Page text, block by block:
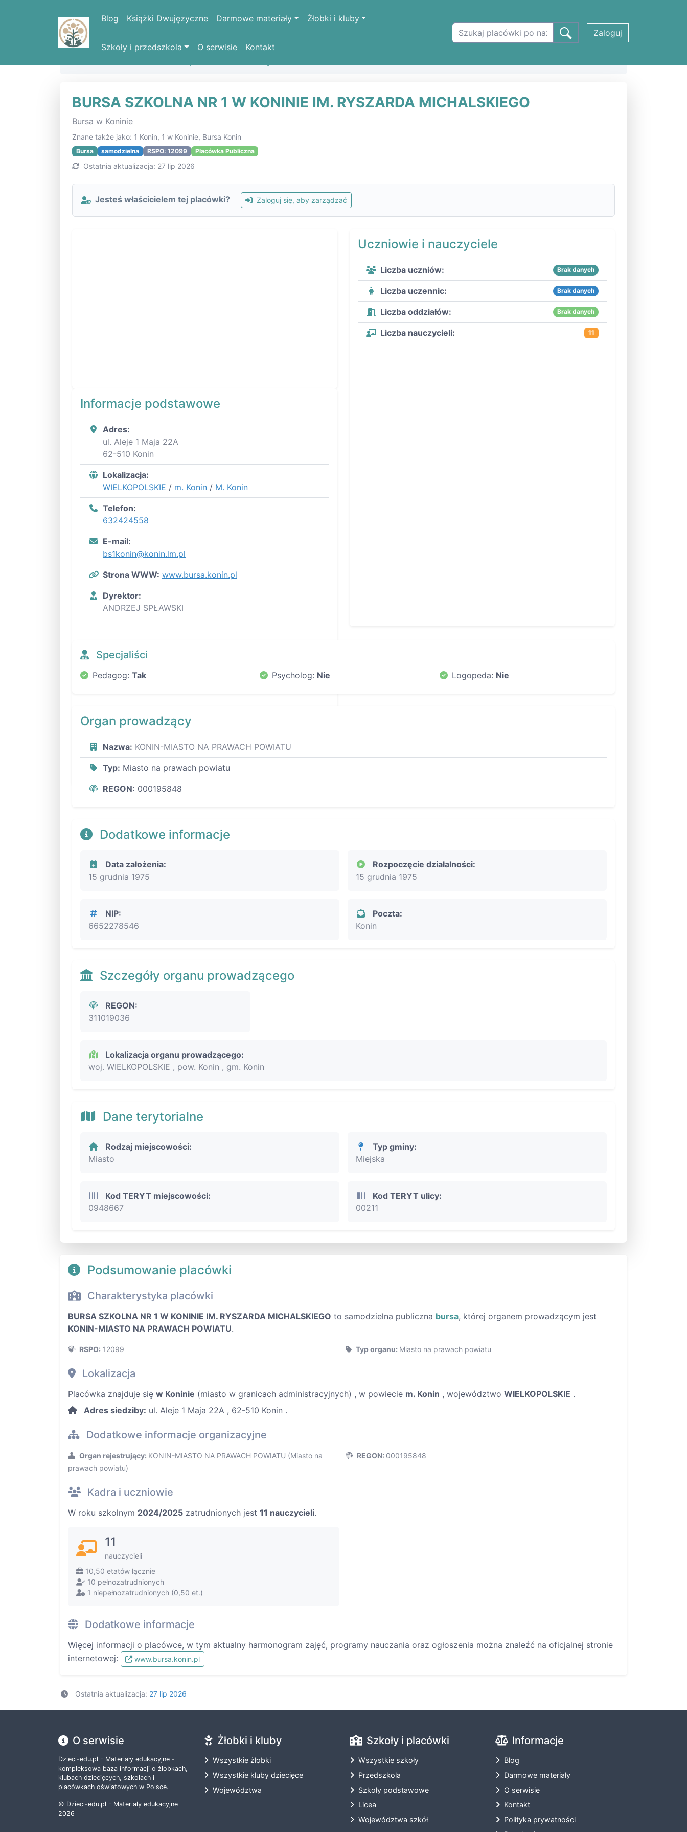
Blog Książki Dwujęzyczne Darmowe materiały Żłobki i kluby
Szkoły i przedszkola O serwisie Kontakt
Zaloguj
BURSA SZKOLNA NR 1 W KONINIE IM. RYSZARDA MICHALSKIEGO
Bursa w Koninie
Znane także jako: 1 Konin, 1 w Koninie, Bursa Konin
Bursa samodzielna RSPO: 12099 Placówka Publiczna
Ostatnia aktualizacja: 27 lip 2026
Jesteś właścicielem tej placówki? Zaloguj się, aby zarządzać
Informacje podstawowe
Adres:
ul. Aleje 1 Maja 22A
62-510 Konin
Lokalizacja:
WIELKOPOLSKIE / m. Konin / M. Konin
Telefon:
632424558
E-mail:
bs1konin@konin.lm.pl
Strona WWW: www.bursa.konin.pl
Dyrektor:
ANDRZEJ SPŁAWSKI
Uczniowie i nauczyciele
Liczba uczniów: Brak danych
Liczba uczennic: Brak danych
Liczba oddziałów: Brak danych
Liczba nauczycieli: 11
Specjaliści
Pedagog: Tak Psycholog: Nie Logopeda: Nie
Organ prowadzący
Nazwa: KONIN-MIASTO NA PRAWACH POWIATU
Typ: Miasto na prawach powiatu
REGON: 000195848
Dodatkowe informacje
Data założenia:
15 grudnia 1975
Rozpoczęcie działalności:
15 grudnia 1975
NIP:
6652278546
Poczta:
Konin
Szczegóły organu prowadzącego
REGON:
311019036
Lokalizacja organu prowadzącego:
woj. WIELKOPOLSKIE , pow. Konin , gm. Konin
Dane terytorialne
Rodzaj miejscowości:
Miasto
Typ gminy:
Miejska
Kod TERYT miejscowości:
0948667
Kod TERYT ulicy:
00211
Podsumowanie placówki
Charakterystyka placówki
BURSA SZKOLNA NR 1 W KONINIE IM. RYSZARDA MICHALSKIEGO to samodzielna publiczna bursa, której organem prowadzącym jest
KONIN-MIASTO NA PRAWACH POWIATU.
RSPO: 12099 Typ organu: Miasto na prawach powiatu
Lokalizacja
Placówka znajduje się w Koninie (miasto w granicach administracyjnych) , w powiecie m. Konin , województwo WIELKOPOLSKIE .
Adres siedziby: ul. Aleje 1 Maja 22A , 62-510 Konin .
Dodatkowe informacje organizacyjne
Organ rejestrujący: KONIN-MIASTO NA PRAWACH POWIATU (Miasto na
prawach powiatu)
REGON: 000195848
Kadra i uczniowie
W roku szkolnym 2024/2025 zatrudnionych jest 11 nauczycieli.
11
nauczycieli
10,50 etatów łącznie
10 pełnozatrudnionych
1 niepełnozatrudnionych (0,50 et.)
Dodatkowe informacje
Więcej informacji o placówce, w tym aktualny harmonogram zajęć, programy nauczania oraz ogłoszenia można znaleźć na oficjalnej stronie
internetowej:
www.bursa.konin.pl
Ostatnia aktualizacja: 27 lip 2026
O serwisie
Dzieci-edu.pl - Materiały edukacyjne -
kompleksowa baza informacji o żłobkach,
klubach dziecięcych, szkołach i
placówkach oświatowych w Polsce.
© Dzieci-edu.pl - Materiały edukacyjne
2026
Żłobki i kluby
Wszystkie żłobki
Wszystkie kluby dziecięce
Województwa
Szkoły i placówki
Wszystkie szkoły
Przedszkola
Szkoły podstawowe
Licea
Województwa szkół
Informacje
Blog
Darmowe materiały
O serwisie
Kontakt
Polityka prywatności